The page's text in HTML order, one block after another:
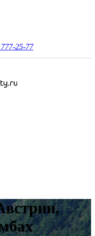
25-77